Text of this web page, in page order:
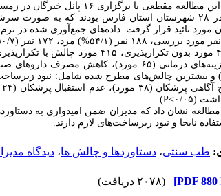
خانواده شهری در ۲۸ شهرستان استان فارس بودند که
مورد تائید قرار گرفت. داده­‌های جمع‌­آوری شده در
(۰/۰۵>
P
).
مطالعه نشان داد که مدیران ضمن امیدواری به
نابجا و نبود زیرساخت­‌های لازم دارند.
طب سنتی، دستاوردها و چالش ها، دیدگاه
(۲۰۷۸ دریافت)